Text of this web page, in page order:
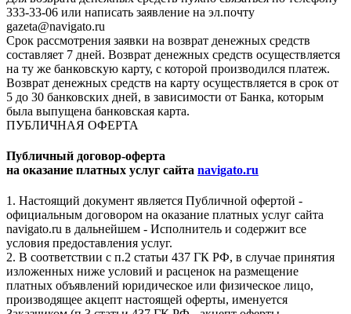
333-33-06 или написать заявление на эл.почту
gazeta@navigato.ru
Срок рассмотрения заявки на возврат денежных средств
составляет 7 дней. Возврат денежных средств осуществляется
на ту же банковскую карту, с которой производился платеж.
Возврат денежных средств на карту осуществляется в срок от
5 до 30 банковских дней, в зависимости от Банка, которым
была выпущена банковская карта.
ПУБЛИЧНАЯ ОФЕРТА
Публичный договор-оферта
на оказание платных услуг сайта navigato.ru
1. Настоящий документ является Публичной офертой -
официальным договором на оказание платных услуг сайта
navigato.ru в дальнейшем - Исполнитель и содержит все
условия предоставления услуг.
2. В соответствии с п.2 статьи 437 ГК РФ, в случае принятия
изложенных ниже условий и расценок на размещение
платных объявлений юридическое или физическое лицо,
производящее акцепт настоящей оферты, именуется